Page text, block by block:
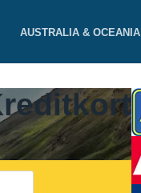
AUSTRALIA & OCEANIA